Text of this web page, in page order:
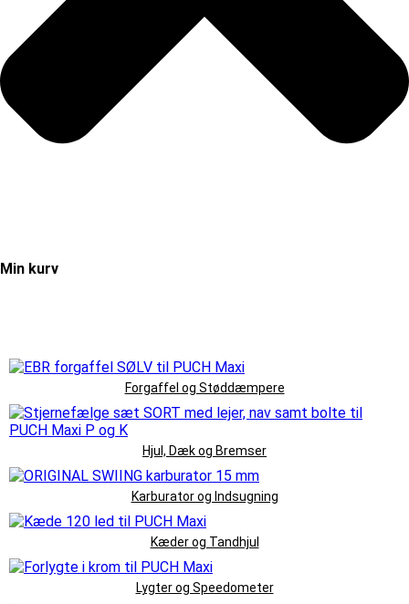
Min kurv
Forgaffel og Støddæmpere
Hjul, Dæk og Bremser
Karburator og Indsugning
Kæder og Tandhjul
Lygter og Speedometer